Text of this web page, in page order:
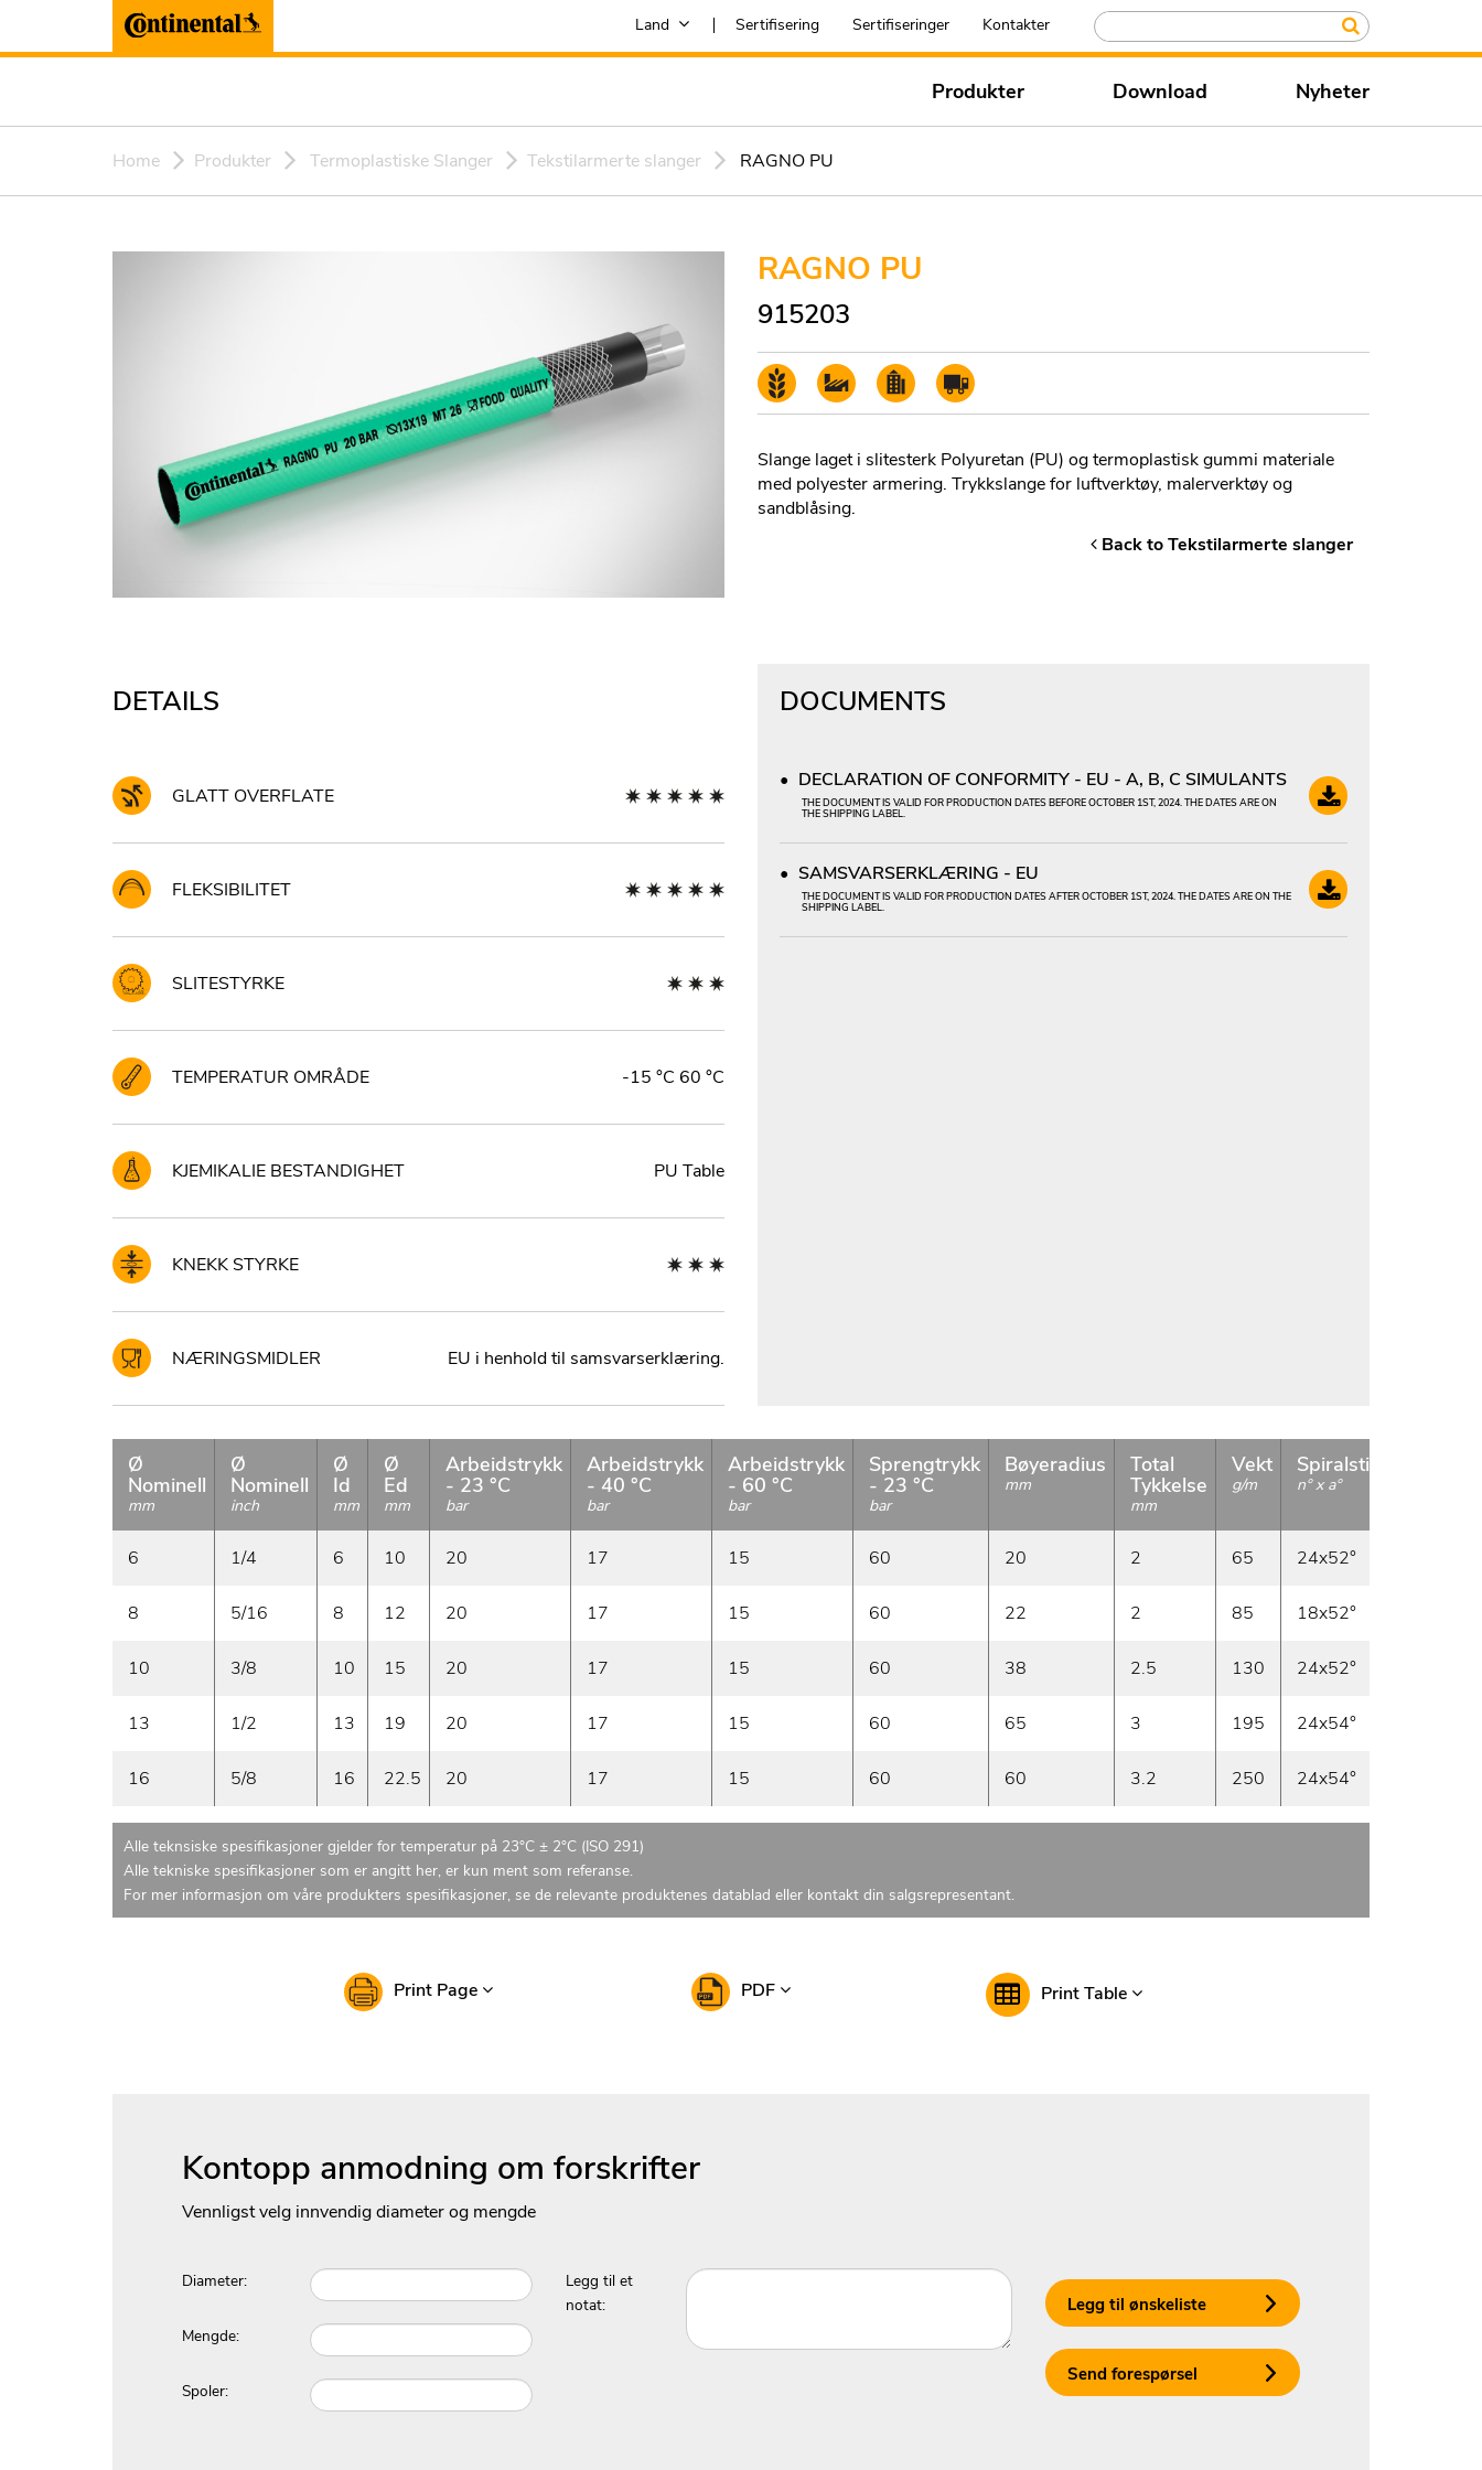
Land Sertifisering Sertifiseringer Kontakter
Produkter Download Nyheter
Home Produkter Termoplastiske Slanger Tekstilarmerte slanger RAGNO PU
RAGNO PU
915203
Slange laget i slitesterk Polyuretan (PU) og termoplastisk gummi materiale
med polyester armering. Trykkslange for luftverktøy, malerverktøy og
sandblåsing.
Back to Tekstilarmerte slanger
DETAILS
GLATT OVERFLATE
FLEKSIBILITET
SLITESTYRKE
TEMPERATUR OMRÅDE -15 °C 60 °C
KJEMIKALIE BESTANDIGHET PU Table
KNEKK STYRKE
NÆRINGSMIDLER EU i henhold til samsvarserklæring.
DOCUMENTS
DECLARATION OF CONFORMITY - EU - A, B, C SIMULANTS
THE DOCUMENT IS VALID FOR PRODUCTION DATES BEFORE OCTOBER 1ST, 2024. THE DATES ARE ON
THE SHIPPING LABEL.
SAMSVARSERKLÆRING - EU
THE DOCUMENT IS VALID FOR PRODUCTION DATES AFTER OCTOBER 1ST, 2024. THE DATES ARE ON THE
SHIPPING LABEL.
Ø
Nominell
mm
Ø
Nominell
inch
Ø
Id
mm
Ø
Ed
mm
Arbeidstrykk
- 23 °C
bar
Arbeidstrykk
- 40 °C
bar
Arbeidstrykk
- 60 °C
bar
Sprengtrykk
- 23 °C
bar
Bøyeradius
mm
Total
Tykkelse
mm
Vekt
g/m
Spiralstigning
n° x a°
6 1/4 6 10 20 17 15 60 20 2 65 24x52°
8 5/16 8 12 20 17 15 60 22 2 85 18x52°
10 3/8 10 15 20 17 15 60 38 2.5 130 24x52°
13 1/2 13 19 20 17 15 60 65 3 195 24x54°
16 5/8 16 22.5 20 17 15 60 60 3.2 250 24x54°
Alle teknsiske spesifikasjoner gjelder for temperatur på 23°C ± 2°C (ISO 291)
Alle tekniske spesifikasjoner som er angitt her, er kun ment som referanse.
For mer informasjon om våre produkters spesifikasjoner, se de relevante produktenes datablad eller kontakt din salgsrepresentant.
Print Page PDF Print Table
Kontopp anmodning om forskrifter
Vennligst velg innvendig diameter og mengde
Diameter:
Mengde:
Spoler:
Legg til et
notat:
Legg til ønskeliste
Send forespørsel